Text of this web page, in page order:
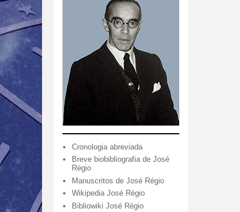
Cronologia abreviada
Breve biobibliografia de José
Régio
Manuscritos de José Régio
Wikipedia José Régio
Bibliowiki José Régio